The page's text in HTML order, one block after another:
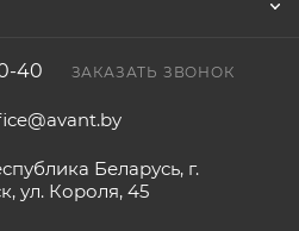
40 ЗАКАЗАТЬ ЗВОНОК
Беларусь, г.
ул. Короля, 45